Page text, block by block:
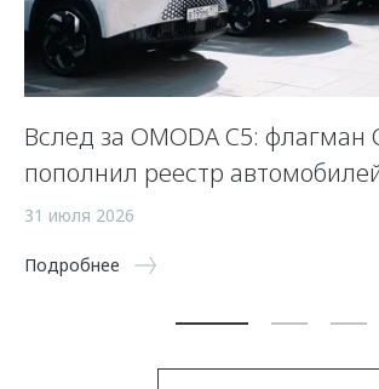
Вслед за OMODA C5: флагман
пополнил реестр
31 июля 2026
Подробнее